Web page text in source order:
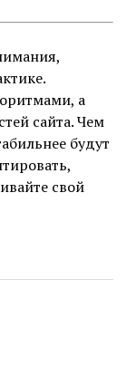
а
сайта. Чем
будут
свой